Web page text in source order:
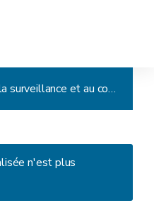
Décret relatif à la surveillance et au contrôle des législations relatives à la politique de l'emploi
n'est plus